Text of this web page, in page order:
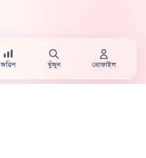
জরিপ খুঁজুন প্রোফাইল